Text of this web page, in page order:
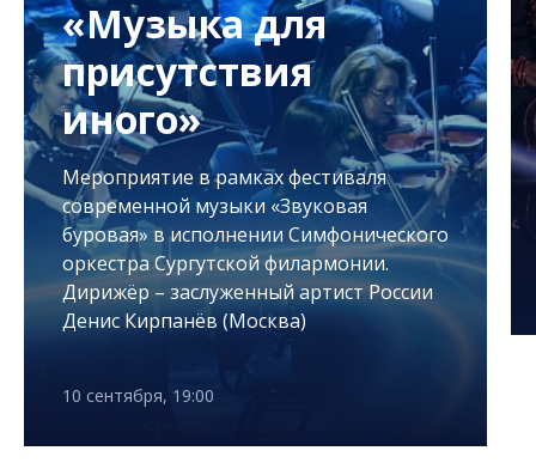
«Музыка для
присутствия
иного»
Мероприятие в рамках фестиваля
современной музыки «Звуковая
буровая» в исполнении Симфонического
оркестра Сургутской филармонии.
Дирижёр – заслуженный артист России
Денис Кирпанёв (Москва)
10 сентября, 19:00